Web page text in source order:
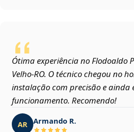
Ótima experiência no Flodoaldo
Velho‑RO. O técnico chegou no
instalação com precisão e ainda
funcionamento. Recomendo!
AR Armando R.